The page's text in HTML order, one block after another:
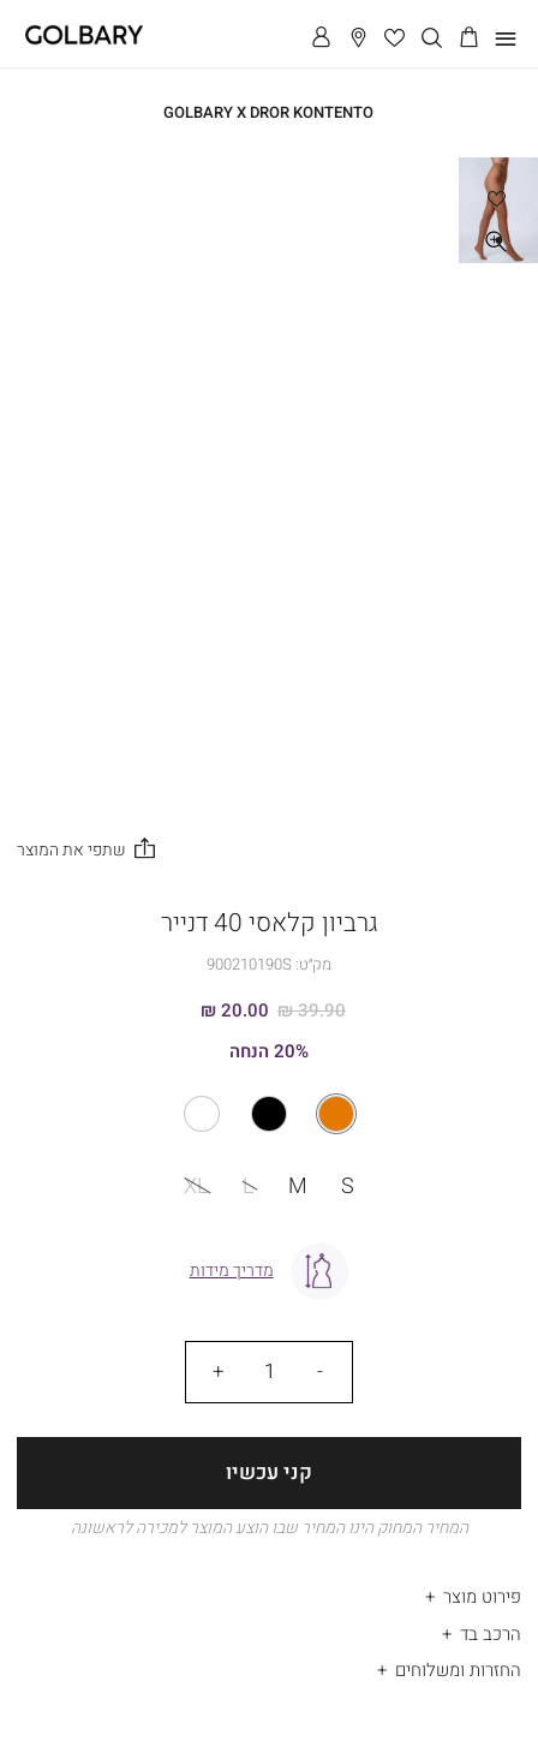
תפריט
GOLBARY X DROR KONTENTO
ראשי
ראשי
גרביון
קלאסי
40
גרביון קלאסי 40 דנייר
מק״ט: 900210190S
20.00 ₪
39.90 ₪
20% הנחה
מידה S
M
L
XL
מדריך מידות
כמות
קני עכשיו
המחיר המחוק הינו המחיר שבו הוצע המוצר למכירה לראשונה
פירוט מוצר
הרכב בד
החזרות ומשלוחים